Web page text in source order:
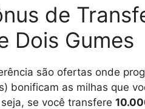
de
Dois Gumes
são ofertas onde
bonificam as milhas que
se você transfere